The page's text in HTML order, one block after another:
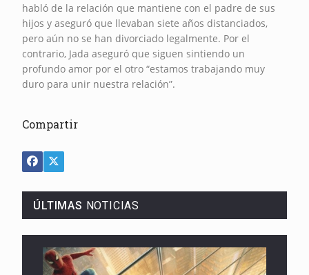
habló de la relación que mantiene con el padre de sus
hijos y aseguró que llevaban siete años distanciados,
pero aún no se han divorciado legalmente. Por el
contrario, Jada aseguró que siguen sintiendo un
profundo amor por el otro “estamos trabajando muy
duro para unir nuestra relación”.
Compartir
ÚLTIMAS NOTICIAS